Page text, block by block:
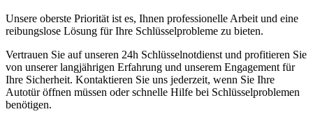
Unsere oberste Priorität ist es, Ihnen professionelle Arbeit und eine
reibungslose Lösung für Ihre Schlüsselprobleme zu bieten.
Vertrauen Sie auf unseren 24h Schlüsselnotdienst und profitieren Sie
von unserer langjährigen Erfahrung und unserem Engagement für
Ihre Sicherheit. Kontaktieren Sie uns jederzeit, wenn Sie Ihre
Autotür öffnen müssen oder schnelle Hilfe bei Schlüsselproblemen
benötigen.